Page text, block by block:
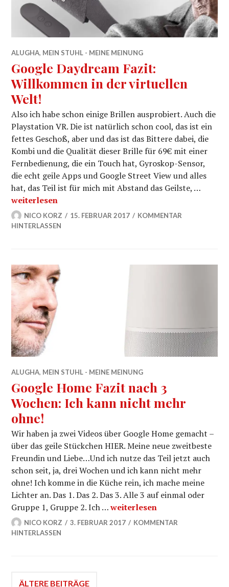
ALUGHA, MEIN STUHL - MEINE MEINUNG
Google Daydream Fazit:
Willkommen in der virtuellen
Welt!
Also ich habe schon einige Brillen ausprobiert. Auch die
Playstation VR. Die ist natürlich schon cool, das ist ein
fettes Geschoß, aber und das ist das Bittere dabei, die
Kombi und die Qualität dieser Brille für 69€ mit einer
Fernbedienung, die ein Touch hat, Gyroskop-Sensor,
die echt geile Apps und Google Street View und alles
hat, das Teil ist für mich mit Abstand das Geilste, …
Google Daydream Fazit: Willkommen in der
weiterlesen
NICO KORZ 15. FEBRUAR 2017
KOMMENTAR
HINTERLASSEN
ALUGHA, MEIN STUHL - MEINE MEINUNG
Google Home Fazit nach 3
Wochen: Ich kann nicht mehr
ohne!
Wir haben ja zwei Videos über Google Home gemacht –
über das geile Stückchen HIER. Meine neue zweitbeste
Freundin und Liebe…Und ich nutze das Teil jetzt auch
schon seit, ja, drei Wochen und ich kann nicht mehr
ohne! Ich komme in die Küche rein, ich mache meine
Lichter an. Das 1. Das 2. Das 3. Alle 3 auf einmal oder
Gruppe 1, Gruppe 2. Ich …Google Home Fazit nach 3
weiterlesen
NICO KORZ 3. FEBRUAR 2017
KOMMENTAR
HINTERLASSEN
ÄLTERE BEITRÄGE